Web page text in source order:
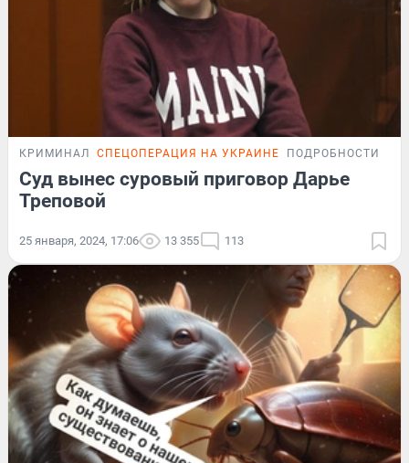
КРИМИНАЛ СПЕЦОПЕРАЦИЯ НА УКРАИНЕ ПОДРОБНОСТИ
Суд вынес суровый приговор Дарье
Треповой
25 января, 2024, 17:06 13 355 113